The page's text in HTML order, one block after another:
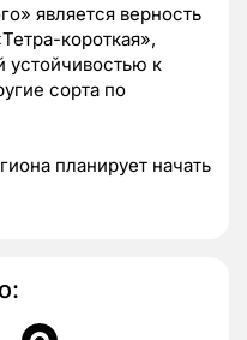
является верность
короткая»,
устойчивостью к
сорта по
планирует начать